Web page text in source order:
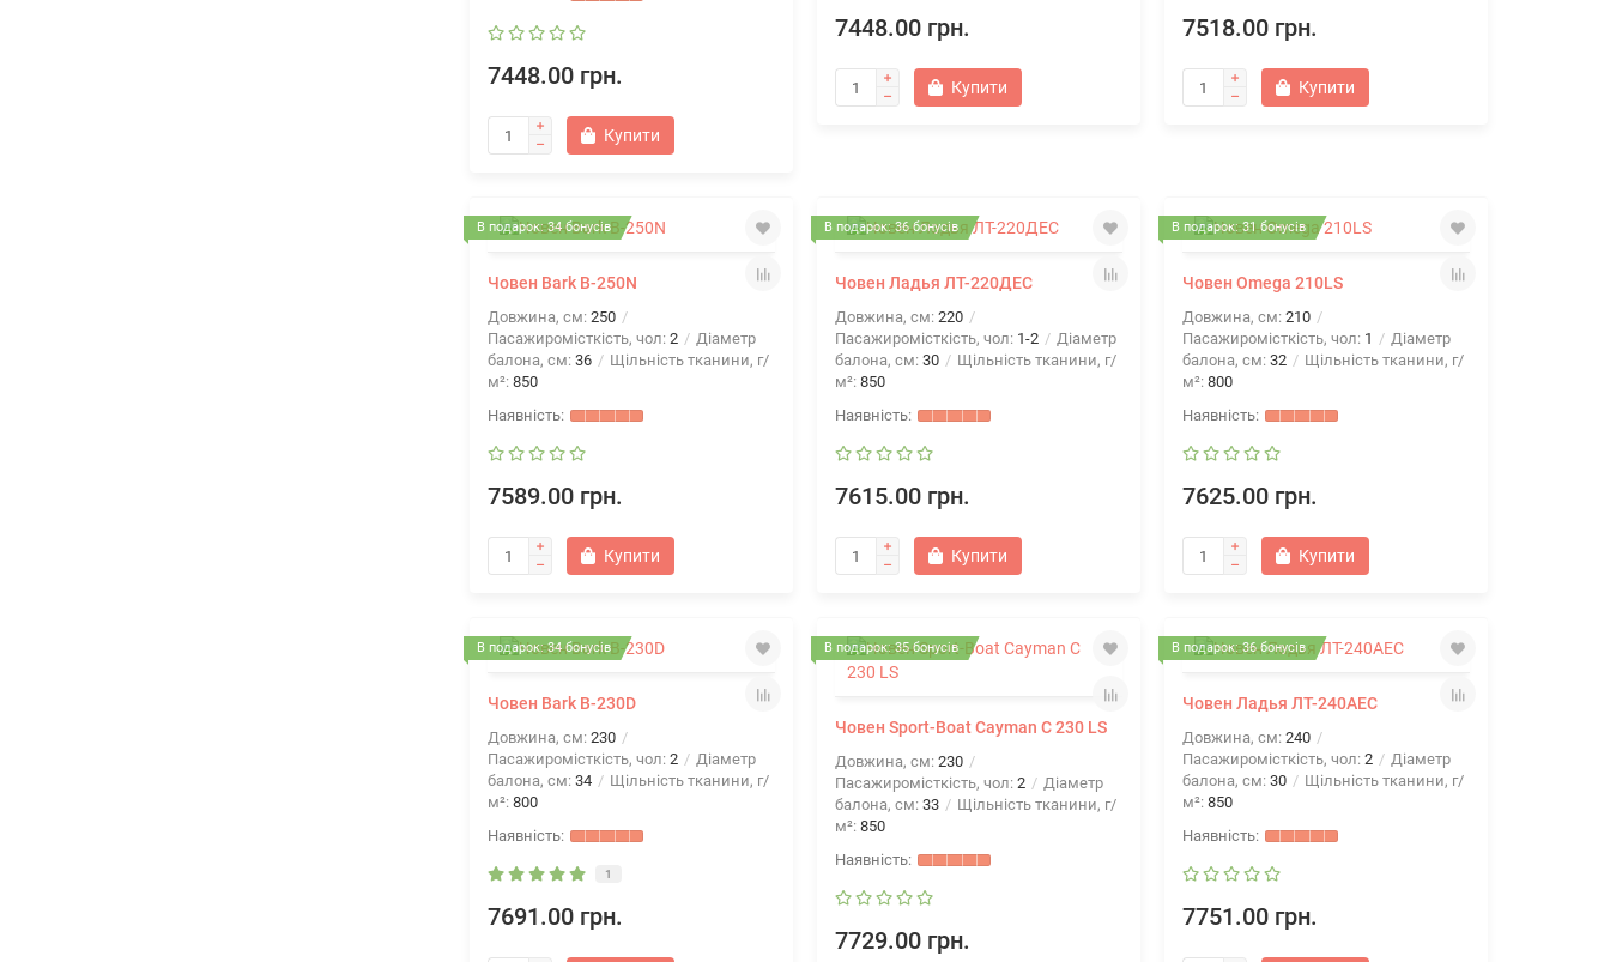
7448.00 грн.
Купити
7448.00 грн.
Купити
7518.00 грн.
Купити
В подарок: 34 бонусів
Човен Bark B-250N
Довжина, см: 250
Пасажиромісткість, чол: 2
Діаметр
балона, см: 36
Щільність тканини, г/
м²: 850
7589.00 грн.
Купити
В подарок: 36 бонусів
Човен Ладья ЛТ-220ДЕС
Довжина, см: 220
Пасажиромісткість, чол: 1-2
Діаметр
балона, см: 30
Щільність тканини, г/
м²: 850
7615.00 грн.
Купити
В подарок: 31 бонусів
Човен Omega 210LS
Довжина, см: 210
Пасажиромісткість, чол: 1
Діаметр
балона, см: 32
Щільність тканини, г/
м²: 800
7625.00 грн.
Купити
В подарок: 34 бонусів
Човен Bark B-230D
Довжина, см: 230
Пасажиромісткість, чол: 2
Діаметр
балона, см: 34
Щільність тканини, г/
м²: 800
1
7691.00 грн.
В подарок: 35 бонусів
Човен Sport-Boat Cayman C 230 LS
Довжина, см: 230
Пасажиромісткість, чол: 2
Діаметр
балона, см: 33
Щільність тканини, г/
м²: 850
7729.00 грн.
В подарок: 36 бонусів
Човен Ладья ЛТ-240АЕС
Довжина, см: 240
Пасажиромісткість, чол: 2
Діаметр
балона, см: 30
Щільність тканини, г/
м²: 850
7751.00 грн.